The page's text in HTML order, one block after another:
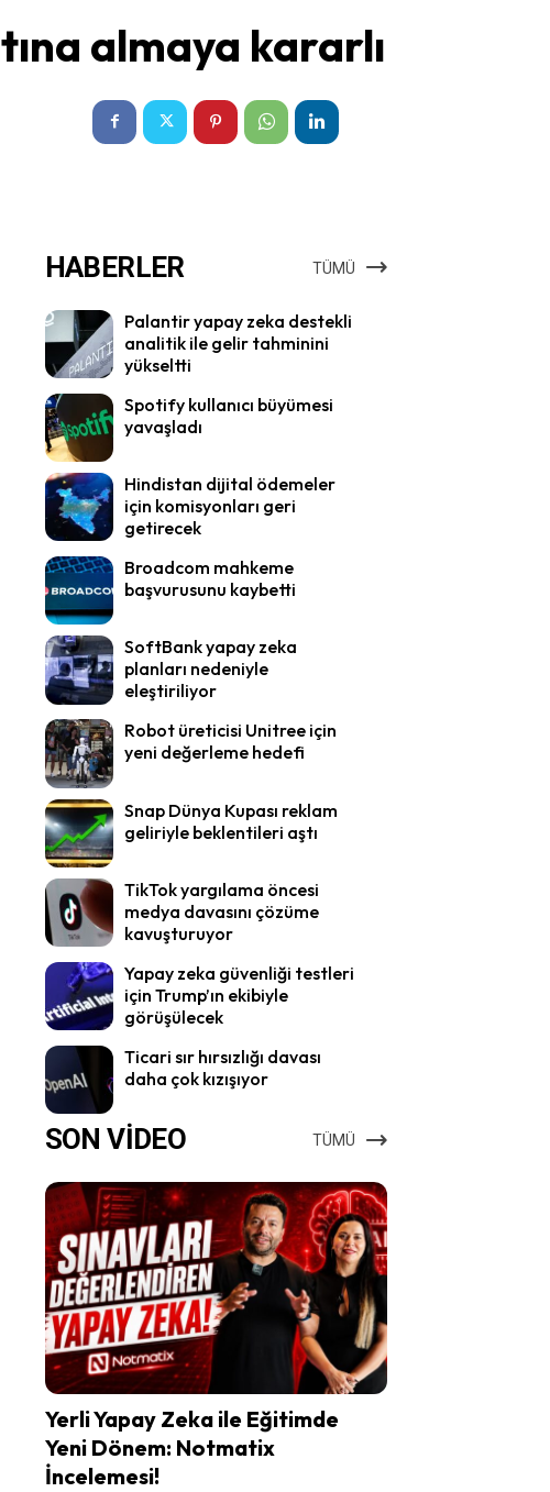
almaya kararlı
HABERLER TÜMÜ
Palantir yapay zeka destekli
analitik ile gelir tahminini
yükseltti
Spotify kullanıcı büyümesi
yavaşladı
Hindistan dijital ödemeler
için komisyonları geri
getirecek
Broadcom mahkeme
başvurusunu kaybetti
SoftBank yapay zeka
planları nedeniyle
eleştiriliyor
Robot üreticisi Unitree için
yeni değerleme hedefi
Snap Dünya Kupası reklam
geliriyle beklentileri aştı
TikTok yargılama öncesi
medya davasını çözüme
kavuşturuyor
Yapay zeka güvenliği testleri
için Trump’ın ekibiyle
görüşülecek
Ticari sır hırsızlığı davası
daha çok kızışıyor
SON VİDEO TÜMÜ
Yerli Yapay Zeka ile Eğitimde
Yeni Dönem: Notmatix
İncelemesi!